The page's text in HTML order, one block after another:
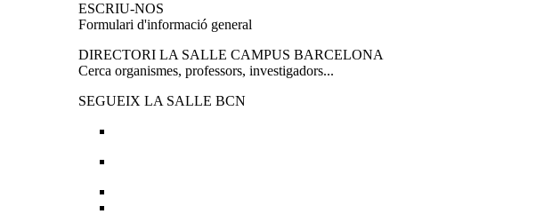
ESCRIU-NOS
Formulari d'informació general
DIRECTORI LA SALLE CAMPUS BARCELONA
Cerca organismes, professors, investigadors...
SEGUEIX LA SALLE BCN